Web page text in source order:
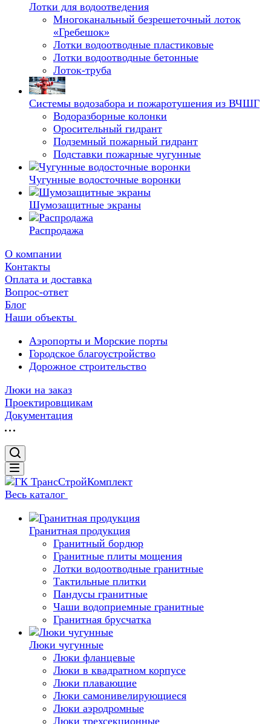
Лотки для водоотведения
Многоканальный безрешеточный лоток
«Гребешок»
Лотки водоотводные пластиковые
Лотки водоотводные бетонные
Лоток-труба
Системы водозабора и пожаротушения из ВЧШГ
Водоразборные колонки
Оросительный гидрант
Подземный пожарный гидрант
Подставки пожарные чугунные
Чугунные водосточные воронки
Шумозащитные экраны
Распродажа
О компании
Контакты
Оплата и доставка
Вопрос-ответ
Блог
Наши объекты
Аэропорты и Морские порты
Городское благоустройство
Дорожное строительство
Люки на заказ
Проектировщикам
Документация
Весь каталог
Гранитная продукция
Гранитный бордюр
Гранитные плиты мощения
Лотки водоотводные гранитные
Тактильные плитки
Пандусы гранитные
Чаши водоприемные гранитные
Гранитная брусчатка
Люки чугунные
Люки фланцевые
Люки в квадратном корпусе
Люки плавающие
Люки самонивелирующиеся
Люки аэродромные
Люки трехсекционные